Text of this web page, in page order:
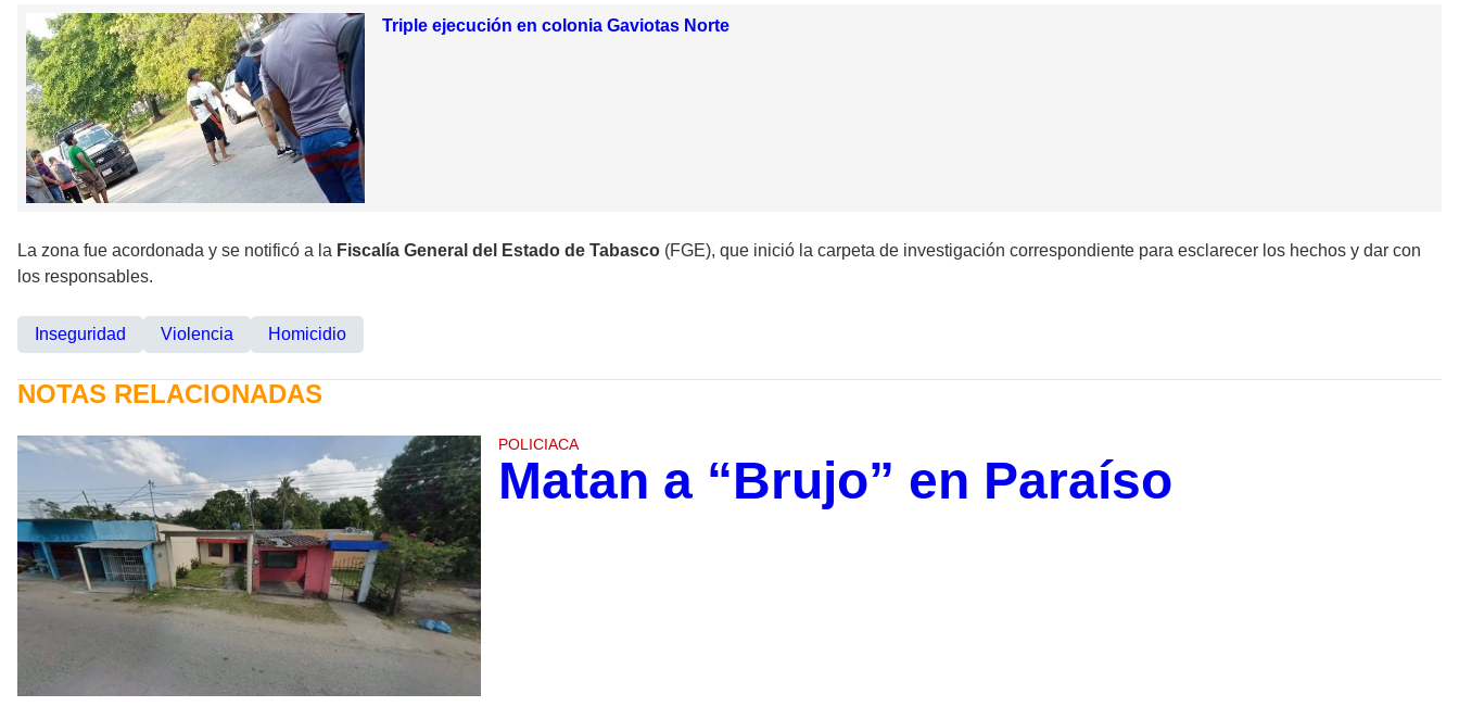
Triple ejecución en colonia Gaviotas Norte
La zona fue acordonada y se notificó a la Fiscalía General del Estado de Tabasco (FGE), que inició la carpeta de investigación correspondiente para esclarecer los hechos y dar con
los responsables.
Inseguridad Violencia Homicidio
NOTAS RELACIONADAS
POLICIACA
Matan a “Brujo” en Paraíso